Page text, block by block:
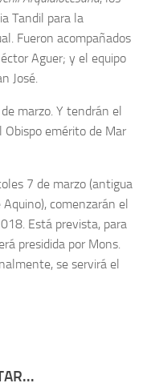
Tandil para la
Fueron acompañados
Aguer; y el equipo
José.
marzo. Y tendrán el
Obispo emérito de Mar
7 de marzo (antigua
comenzarán el
Está prevista, para
presidida por Mons.
se servirá el